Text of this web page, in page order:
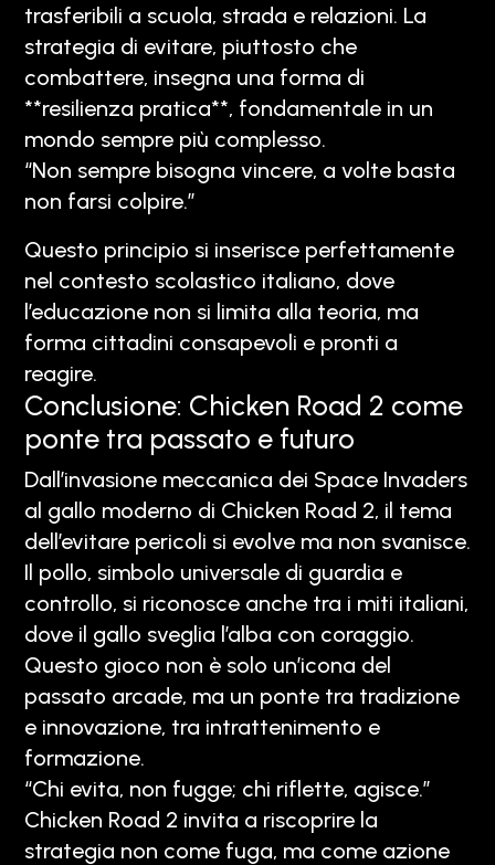
trasferibili a scuola, strada e relazioni. La
strategia di evitare, piuttosto che
combattere, insegna una forma di
**resilienza pratica**, fondamentale in un
mondo sempre più complesso.
“Non sempre bisogna vincere, a volte basta
non farsi colpire.”
Questo principio si inserisce perfettamente
nel contesto scolastico italiano, dove
l’educazione non si limita alla teoria, ma
forma cittadini consapevoli e pronti a
reagire.
Conclusione: Chicken Road 2 come
ponte tra passato e futuro
Dall’invasione meccanica dei Space Invaders
al gallo moderno di Chicken Road 2, il tema
dell’evitare pericoli si evolve ma non svanisce.
Il pollo, simbolo universale di guardia e
controllo, si riconosce anche tra i miti italiani,
dove il gallo sveglia l’alba con coraggio.
Questo gioco non è solo un’icona del
passato arcade, ma un ponte tra tradizione
e innovazione, tra intrattenimento e
formazione.
“Chi evita, non fugge; chi riflette, agisce.”
Chicken Road 2 invita a riscoprire la
strategia non come fuga, ma come azione